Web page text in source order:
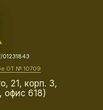
21, корп. 3,
офис 618)
ОТ № 10709